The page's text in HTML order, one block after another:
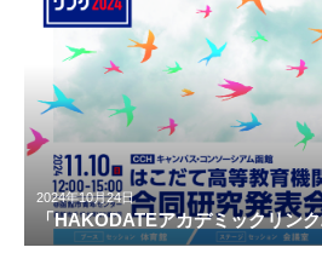
2024年10月24日
「HAKODATEアカデミックリン